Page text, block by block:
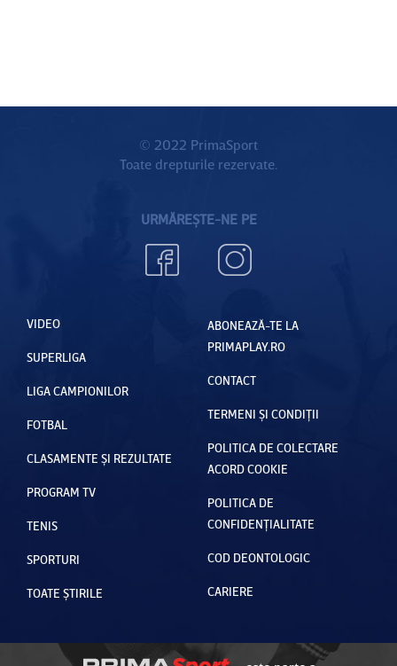
© 2022 PrimaSport
Toate drepturile rezervate.
URMĂREȘTE-NE PE
VIDEO
SUPERLIGA
LIGA CAMPIONILOR
FOTBAL
CLASAMENTE ȘI REZULTATE
PROGRAM TV
TENIS
SPORTURI
TOATE ȘTIRILE
ABONEAZĂ-TE LA
PRIMAPLAY.RO
CONTACT
TERMENI ȘI CONDIȚII
POLITICA DE COLECTARE
ACORD COOKIE
POLITICA DE
CONFIDENȚIALITATE
COD DEONTOLOGIC
CARIERE